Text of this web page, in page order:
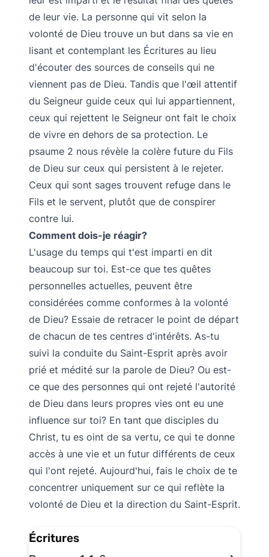
de leur vie. La personne qui vit selon la
volonté de Dieu trouve un but dans sa vie en
lisant et contemplant les Écritures au lieu
d'écouter des sources de conseils qui ne
viennent pas de Dieu. Tandis que l'œil attentif
du Seigneur guide ceux qui lui appartiennent,
ceux qui rejettent le Seigneur ont fait le choix
de vivre en dehors de sa protection. Le
psaume 2 nous révèle la colère future du Fils
de Dieu sur ceux qui persistent à le rejeter.
Ceux qui sont sages trouvent refuge dans le
Fils et le servent, plutôt que de conspirer
contre lui.
Comment dois-je réagir?
L'usage du temps qui t'est imparti en dit
beaucoup sur toi. Est-ce que tes quêtes
personnelles actuelles, peuvent être
considérées comme conformes à la volonté
de Dieu? Essaie de retracer le point de départ
de chacun de tes centres d'intérêts. As-tu
suivi la conduite du Saint-Esprit après avoir
prié et médité sur la parole de Dieu? Ou est-
ce que des personnes qui ont rejeté l'autorité
de Dieu dans leurs propres vies ont eu une
influence sur toi? En tant que disciples du
Christ, tu es oint de sa vertu, ce qui te donne
accès à une vie et un futur différents de ceux
qui l'ont rejeté. Aujourd'hui, fais le choix de te
concentrer uniquement sur ce qui reflète la
volonté de Dieu et la direction du Saint-Esprit.
Écritures